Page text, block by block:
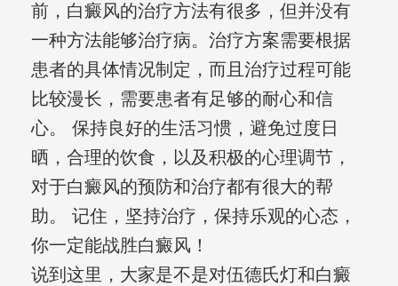
前，白癜风的治疗方法有很多，但并没有
一种方法能够治疗病。治疗方案需要根据
患者的具体情况制定，而且治疗过程可能
比较漫长，需要患者有足够的耐心和信
心。 保持良好的生活习惯，避免过度日
晒，合理的饮食，以及积极的心理调节，
对于白癜风的预防和治疗都有很大的帮
助。 记住，坚持治疗，保持乐观的心态，
你一定能战胜白癜风！
说到这里，大家是不是对伍德氏灯和白癜